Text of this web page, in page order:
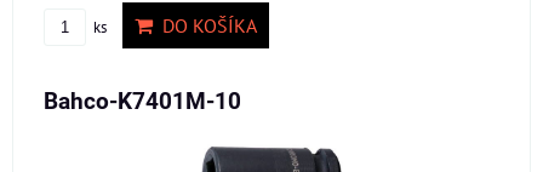
ks DO KOŠÍKA
Bahco-K7401M-10